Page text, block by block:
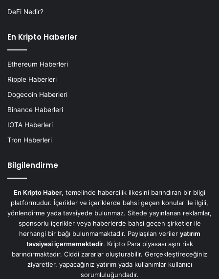
DeFi Nedir?
En Kripto Haberler
Ethereum Haberleri
Ripple Haberleri
Dogecoin Haberleri
Binance Haberleri
IOTA Haberleri
Tron Haberleri
Bilgilendirme
En Kripto Haber, temelinde habercilik ilkesini barındıran bir bilgi
platformudur. İçerikler ve içeriklerde bahsi geçen konular ile ilgili,
yönlendirme yada tavsiyede bulunmaz. Sitede yayınlanan reklamlar,
sponsorlu içerikler veya haberlerde bahsi geçen şirketler ile
herhangi bir bağı bulunmamaktadır. Paylaşılan veriler yatırım
tavsiyesi içermemektedir. Kripto Para piyasası aşırı risk
barındırmaktadır. Ciddi zararlar oluşturabilir. Gerçekleştireceğiniz
ziyaretler, yapacağınız yatırım yada kullanımlar kullanıcı
sorumluluğundadır.